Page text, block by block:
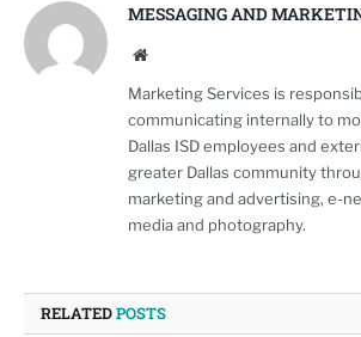
MESSAGING AND
Website
Marketing Services is
communicating internally to
Dallas ISD employees and
greater Dallas community
marketing and advertising, e-
media and photography.
RELATEDPOSTS